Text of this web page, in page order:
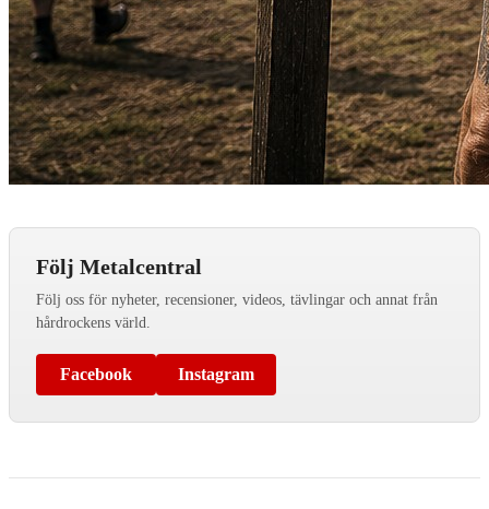
Följ Metalcentral
Följ oss för nyheter, recensioner, videos, tävlingar och annat från
hårdrockens värld.
Facebook Instagram